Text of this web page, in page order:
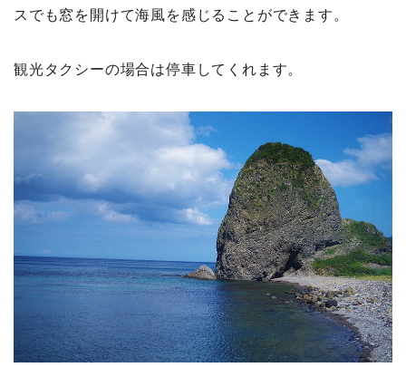
スでも窓を開けて海風を感じることができます。
観光タクシーの場合は停車してくれます。